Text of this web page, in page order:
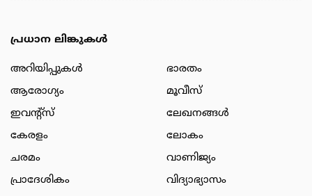
പ്രധാന ലിങ്കുകൾ
അറിയിപ്പുകള്‍
ആരോഗ്യം
ഇവന്റ്സ്
കേരളം
ചരമം
പ്രാദേശികം
ഭാരതം
മൂവീസ്
ലേഖനങ്ങള്‍
ലോകം
വാണിജ്യം
വിദ്യാഭ്യാസം